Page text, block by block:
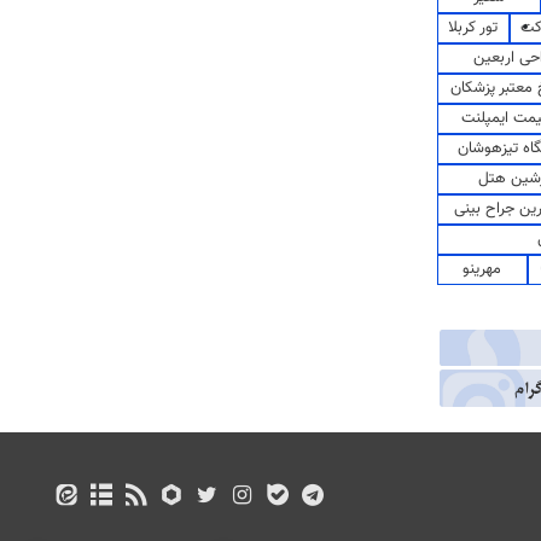
تور کربلا
اربعین
پزشکان
ایمپلنت
تیزهوشان
هتل
جراح بینی
مهرینو